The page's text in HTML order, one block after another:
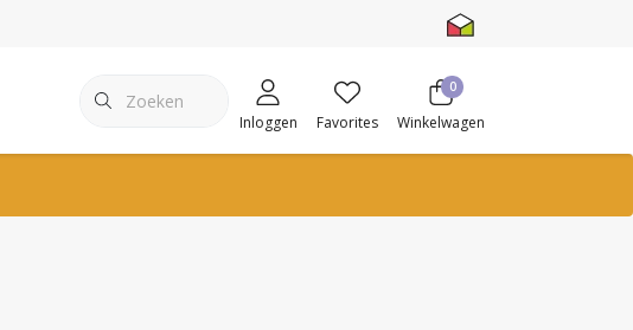
Inloggen Favorites
0
Winkelwagen